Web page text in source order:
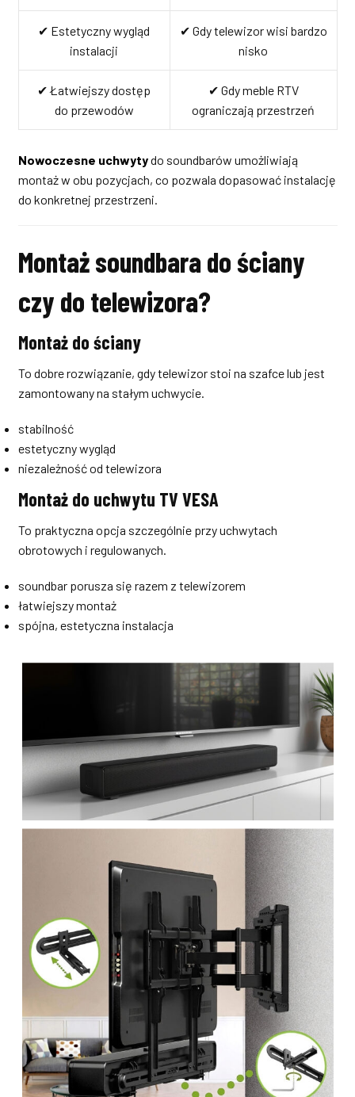
✔ Estetyczny wygląd
instalacji
✔ Gdy telewizor wisi bardzo
nisko
✔ Łatwiejszy dostęp
do przewodów
✔ Gdy meble RTV
ograniczają przestrzeń
Nowoczesne uchwytydo soundbarów umożliwiają
montaż w obu pozycjach, co pozwala dopasować instalację
do konkretnej przestrzeni.
Montaż soundbara do ściany
czy do telewizora?
Montaż do ściany
To dobre rozwiązanie, gdy telewizor stoi na szafce lub jest
zamontowany na stałym uchwycie.
stabilność
estetyczny wygląd
niezależność od telewizora
Montaż do uchwytu TV VESA
To praktyczna opcja szczególnie przy uchwytach
obrotowych i regulowanych.
soundbar porusza się razem z telewizorem
łatwiejszy montaż
spójna, estetyczna instalacja